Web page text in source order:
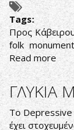
Tags:
Προς
folk monument
Read more about
(To
ΓΛΥΚΙΑ
To Depressive
έχει